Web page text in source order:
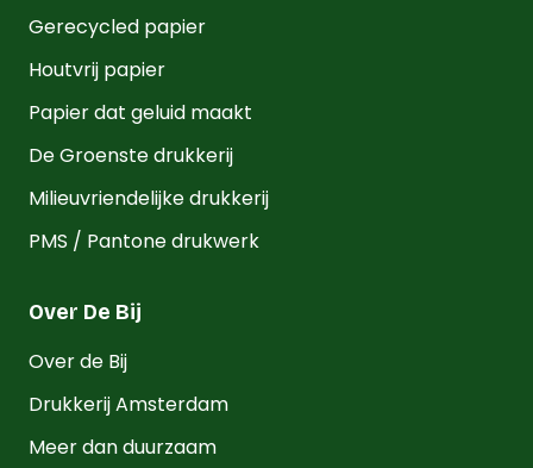
Gerecycled papier
Houtvrij papier
Papier dat geluid maakt
De Groenste drukkerij
Milieuvriendelijke drukkerij
PMS / Pantone drukwerk
Over De Bij
Over de Bij
Drukkerij Amsterdam
Meer dan duurzaam